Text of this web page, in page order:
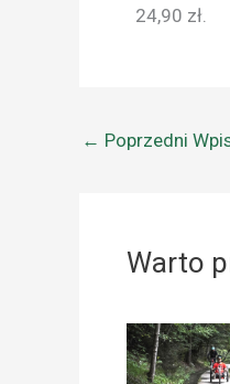
24,90 zł.
← Poprzedni
Warto